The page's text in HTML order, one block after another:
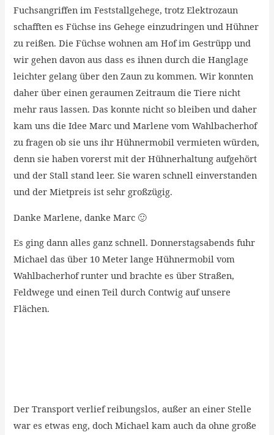
Fuchsangriffen im Feststallgehege, trotz Elektrozaun
schafften es Füchse ins Gehege einzudringen und Hühner
zu reißen. Die Füchse wohnen am Hof im Gestrüpp und
wir gehen davon aus dass es ihnen durch die Hanglage
leichter gelang über den Zaun zu kommen. Wir konnten
daher über einen geraumen Zeitraum die Tiere nicht
mehr raus lassen. Das konnte nicht so bleiben und daher
kam uns die Idee Marc und Marlene vom Wahlbacherhof
zu fragen ob sie uns ihr Hühnermobil vermieten würden,
denn sie haben vorerst mit der Hühnerhaltung aufgehört
und der Stall stand leer. Sie waren schnell einverstanden
und der Mietpreis ist sehr großzügig.
Danke Marlene, danke Marc 🙂
Es ging dann alles ganz schnell. Donnerstagsabends fuhr
Michael das über 10 Meter lange Hühnermobil vom
Wahlbacherhof runter und brachte es über Straßen,
Feldwege und einen Teil durch Contwig auf unsere
Flächen.
Der Transport verlief reibungslos, außer an einer Stelle
war es etwas eng, doch Michael kam auch da ohne große